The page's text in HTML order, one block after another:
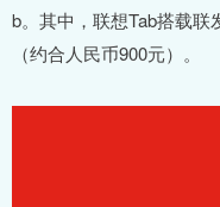
b。其中，联想Tab搭载联
（约合人民币900元）。